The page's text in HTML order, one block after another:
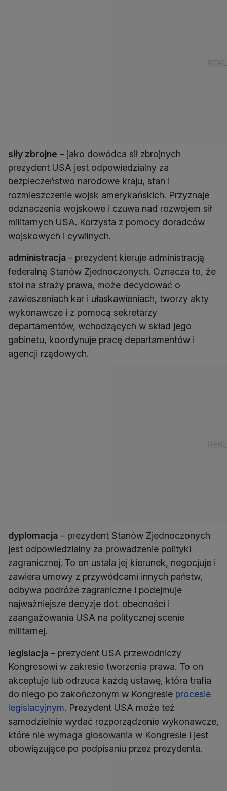
siły zbrojne – jako dowódca sił zbrojnych
prezydent USA jest odpowiedzialny za
bezpieczeństwo narodowe kraju, stan i
rozmieszczenie wojsk amerykańskich. Przyznaje
odznaczenia wojskowe i czuwa nad rozwojem sił
militarnych USA. Korzysta z pomocy doradców
wojskowych i cywilnych.
administracja– prezydent kieruje administracją
federalną Stanów Zjednoczonych. Oznacza to, że
stoi na straży prawa, może decydować o
zawieszeniach kar i ułaskawieniach, tworzy akty
wykonawcze i z pomocą sekretarzy
departamentów, wchodzących w skład jego
gabinetu, koordynuje pracę departamentów i
agencji rządowych.
dyplomacja – prezydent Stanów Zjednoczonych
jest odpowiedzialny za prowadzenie polityki
zagranicznej. To on ustala jej kierunek, negocjuje i
zawiera umowy z przywódcami innych państw,
odbywa podróże zagraniczne i podejmuje
najważniejsze decyzje dot. obecności i
zaangażowania USA na politycznej scenie
militarnej.
legislacja – prezydent USA przewodniczy
Kongresowi w zakresie tworzenia prawa. To on
akceptuje lub odrzuca każdą ustawę, która trafia
do niego po zakończonym w Kongresie procesie
legislacyjnym. Prezydent USA może też
samodzielnie wydać rozporządzenie wykonawcze,
które nie wymaga głosowania w Kongresie i jest
obowiązujące po podpisaniu przez prezydenta.